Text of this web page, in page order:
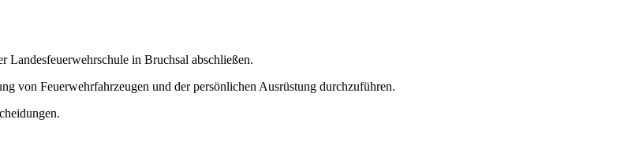
Landesfeuerwehrschule in Bruchsal abschließen.
von Feuerwehrfahrzeugen und der persönlichen Ausrüstung durchzuführen.